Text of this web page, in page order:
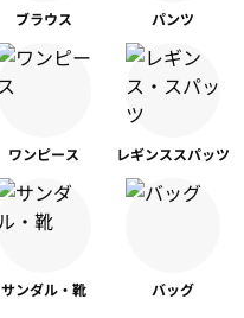
ブラウス パンツ
ワンピース レギンススパッツ
サンダル・靴 バッグ